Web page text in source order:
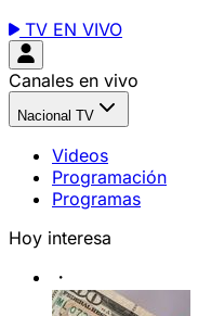
TV EN VIVO
Canales en vivo
Nacional TV
Videos
Programación
Programas
Hoy interesa